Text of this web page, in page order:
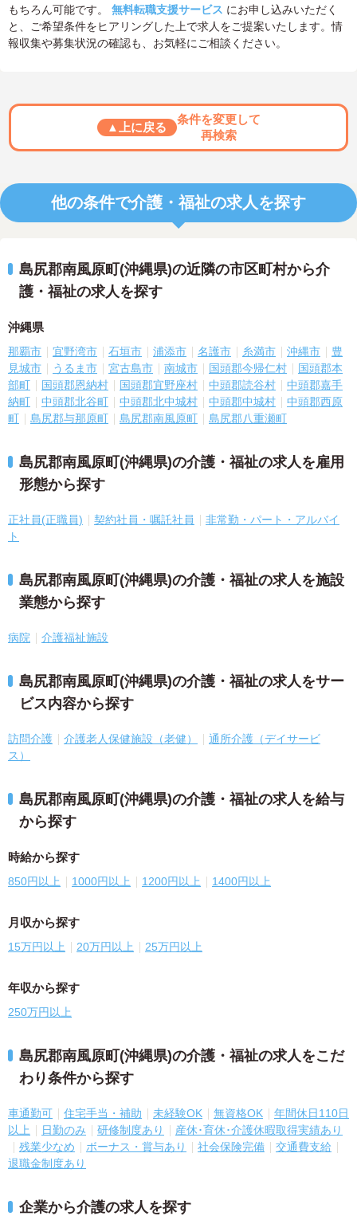
もちろん可能です。 無料転職支援サービス にお申し込みいただく
と、ご希望条件をヒアリングした上で求人をご提案いたします。情
報収集や募集状況の確認も、お気軽にご相談ください。
▲上に戻る
条件を変更して
再検索
他の条件で介護・福祉の求人を探す
島尻郡南風原町(沖縄県)の近隣の市区町村から介
護・福祉の求人を探す
沖縄県
那覇市 宜野湾市 石垣市 浦添市 名護市 糸満市 沖縄市
豊
見城市
うるま市 宮古島市 南城市 国頭郡今帰仁村
国頭郡本
部町
国頭郡恩納村 国頭郡宜野座村 中頭郡読谷村
中頭郡嘉手
納町
中頭郡北谷町 中頭郡北中城村 中頭郡中城村
中頭郡西原
町
島尻郡与那原町 島尻郡南風原町 島尻郡八重瀬町
島尻郡南風原町(沖縄県)の介護・福祉の求人を雇用
形態から探す
正社員(正職員) 契約社員・嘱託社員
非常勤・パート・アルバイ
ト
島尻郡南風原町(沖縄県)の介護・福祉の求人を施設
業態から探す
病院 介護福祉施設
島尻郡南風原町(沖縄県)の介護・福祉の求人をサー
ビス内容から探す
訪問介護 介護老人保健施設（老健）
通所介護（デイサービ
ス）
島尻郡南風原町(沖縄県)の介護・福祉の求人を給与
から探す
時給から探す
850円以上 1000円以上 1200円以上 1400円以上
月収から探す
15万円以上 20万円以上 25万円以上
年収から探す
250万円以上
島尻郡南風原町(沖縄県)の介護・福祉の求人をこだ
わり条件から探す
車通勤可 住宅手当・補助 未経験OK 無資格OK
年間休日110日
以上
日勤のみ 研修制度あり
産休･育休･介護休暇取得実績あり
残業少なめ
ボーナス・賞与あり 社会保険完備
交通費支給
退職金制度あり
企業から介護の求人を探す